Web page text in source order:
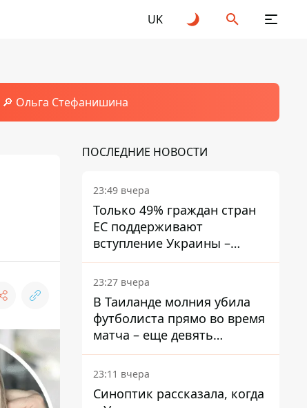
UK
🔎 Ольга Стефанишина
ПОСЛЕДНИЕ НОВОСТИ
23:49 вчера
Только 49% граждан стран
ЕС поддерживают
вступление Украины –
результаты опроса
23:27 вчера
В Таиланде молния убила
футболиста прямо во время
матча – еще девять
пострадали
23:11 вчера
Синоптик рассказала, когда